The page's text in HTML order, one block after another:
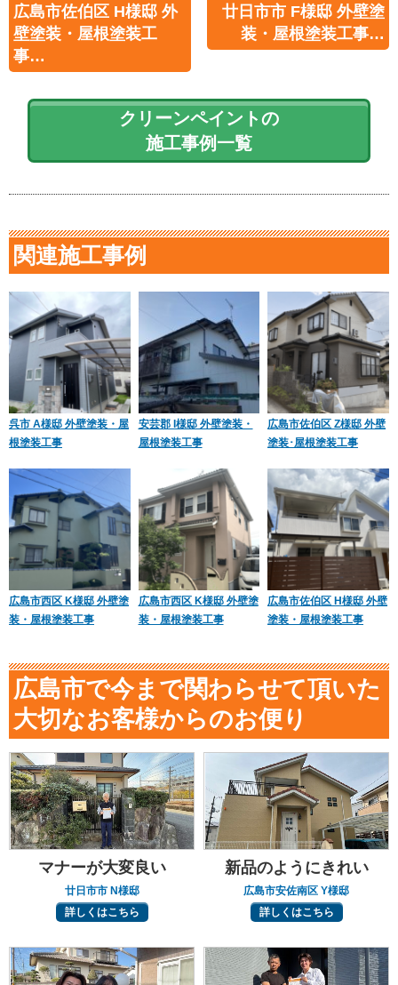
広島市佐伯区 H様邸 外
壁塗装・屋根塗装工
事…
廿日市市 F様邸 外壁塗
装・屋根塗装工事…
クリーンペイントの
施工事例一覧
関連施工事例
呉市 A様邸 外壁塗装・屋
根塗装工事
安芸郡 I様邸 外壁塗装・
屋根塗装工事
広島市佐伯区 Z様邸 外壁
塗装･屋根塗装工事
広島市西区 K様邸 外壁塗
装・屋根塗装工事
広島市西区 K様邸 外壁塗
装・屋根塗装工事
広島市佐伯区 H様邸 外壁
塗装・屋根塗装工事
広島市で今まで関わらせて頂いた
大切なお客様からのお便り
マナーが大変良い
廿日市市 N様邸
詳しくはこちら
新品のようにきれい
広島市安佐南区 Y様邸
詳しくはこちら